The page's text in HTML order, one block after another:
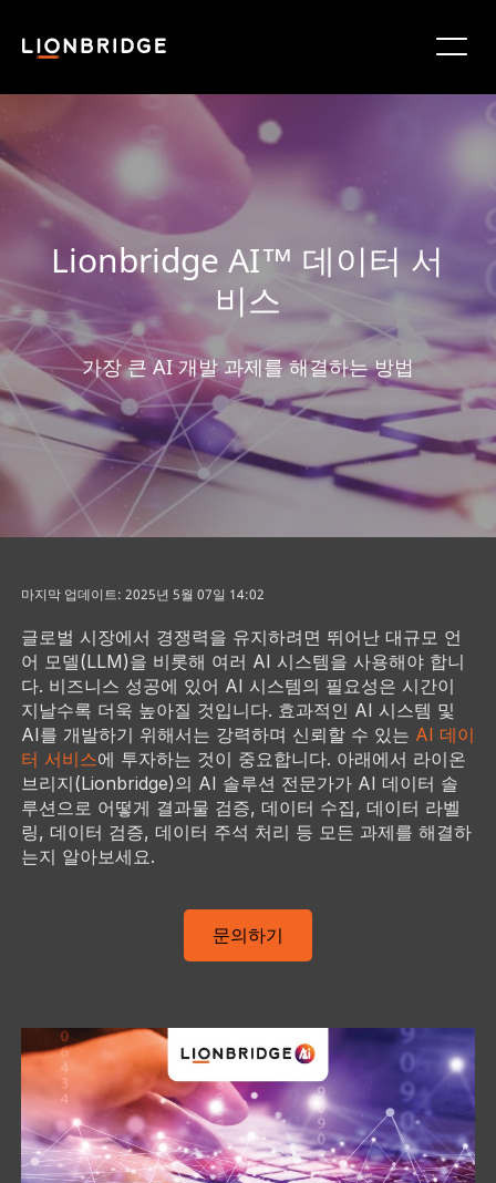
Lionbridge AI™ 데이터 서
비스
가장 큰 AI 개발 과제를 해결하는 방법
마지막 업데이트: 2025년 5월 07일 14:02
글로벌 시장에서 경쟁력을 유지하려면 뛰어난 대규모 언
어 모델(LLM)을 비롯해 여러 AI 시스템을 사용해야 합니
다. 비즈니스 성공에 있어 AI 시스템의 필요성은 시간이
지날수록 더욱 높아질 것입니다. 효과적인 AI 시스템 및
AI를 개발하기 위해서는 강력하며 신뢰할 수 있는 AI 데이
터 서비스에 투자하는 것이 중요합니다. 아래에서 라이온
브리지(Lionbridge)의 AI 솔루션 전문가가 AI 데이터 솔
루션으로 어떻게 결과물 검증, 데이터 수집, 데이터 라벨
링, 데이터 검증, 데이터 주석 처리 등 모든 과제를 해결하
는지 알아보세요.
문의하기